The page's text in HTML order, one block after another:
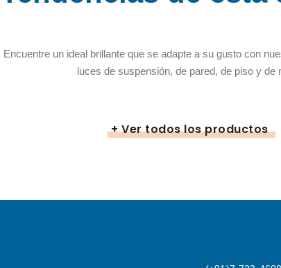
Encuentre un ideal brillante que se adapte a su gusto con
luces de suspensión, de pared, de piso y de
+ Ver todos los productos